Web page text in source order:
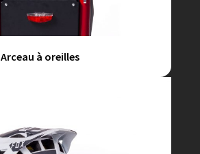
Arceau à oreilles